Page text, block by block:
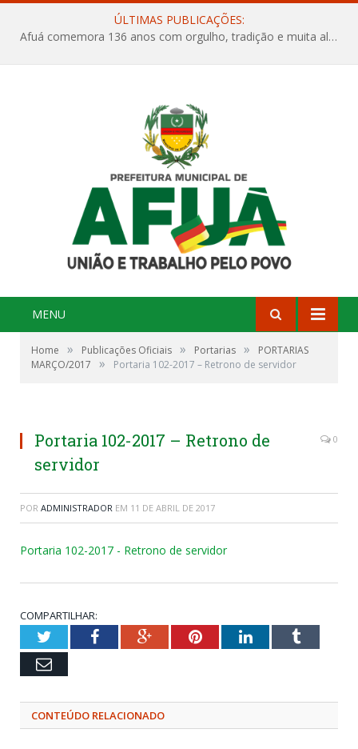
ÚLTIMAS PUBLICAÇÕES:
Afuá comemora 136 anos com orgulho, tradição e muita alegria na Quadra Dr. Nelson Salomão
MENU
Home » Publicações Oficiais » Portarias »
PORTARIAS
MARÇO/2017
» Portaria 102-2017 – Retrono de servidor
Portaria 102-2017 – Retrono de
servidor
0
POR ADMINISTRADOR EM 11 DE ABRIL DE 2017
Portaria 102-2017 - Retrono de servidor
COMPARTILHAR:
TwitterFacebookGoogle+PinterestLinkedInTumblr
Email
CONTEÚDO RELACIONADO